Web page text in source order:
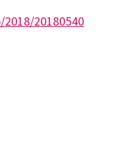
20180540